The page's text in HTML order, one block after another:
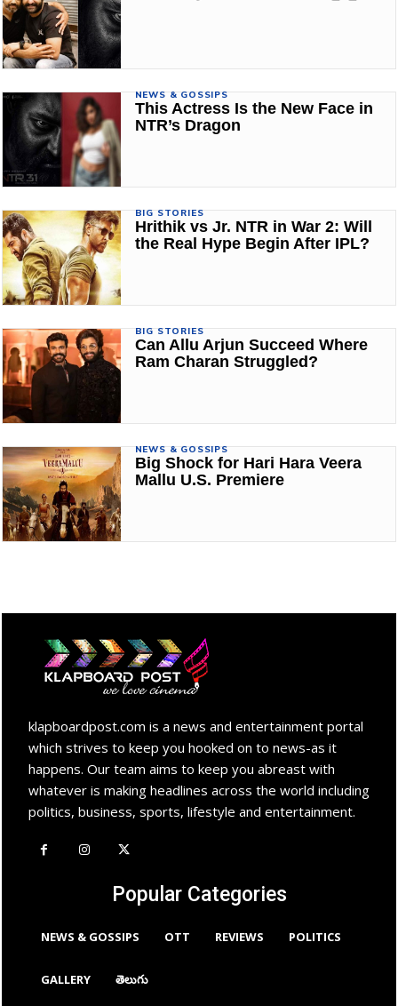
NEWS & GOSSIPS
This Actress Is the New Face in
NTR’s Dragon
BIG STORIES
Hrithik vs Jr. NTR in War 2: Will
the Real Hype Begin After IPL?
BIG STORIES
Can Allu Arjun Succeed Where
Ram Charan Struggled?
NEWS & GOSSIPS
Big Shock for Hari Hara Veera
Mallu U.S. Premiere
klapboardpost.com is a news and entertainment portal
which strives to keep you hooked on to news-as it
happens. Our team aims to keep you abreast with
whatever is making headlines across the world including
politics, business, sports, lifestyle and entertainment.
Popular Categories
NEWS & GOSSIPS OTT REVIEWS POLITICS
GALLERY తెలుగు